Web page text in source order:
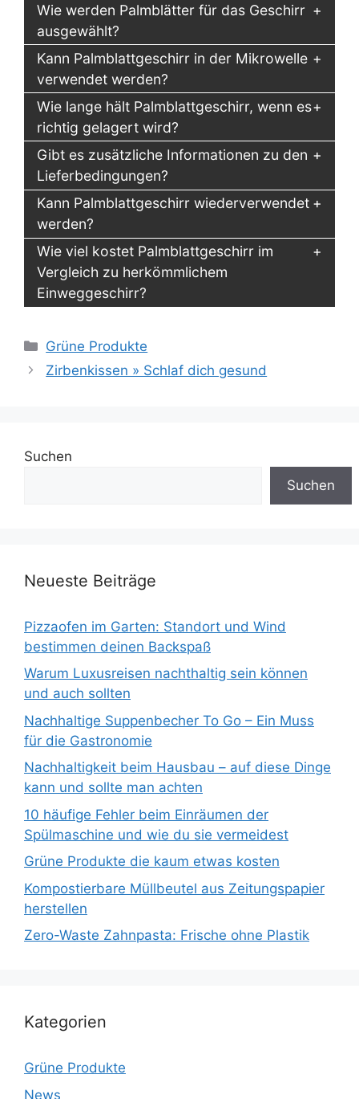
Wie werden Palmblätter für das Geschirr
ausgewählt?
Kann Palmblattgeschirr in der Mikrowelle
verwendet werden?
Wie lange hält Palmblattgeschirr, wenn es
richtig gelagert wird?
Gibt es zusätzliche Informationen zu den
Lieferbedingungen?
Kann Palmblattgeschirr wiederverwendet
werden?
Wie viel kostet Palmblattgeschirr im
Vergleich zu herkömmlichem
Einweggeschirr?
Kategorien
Grüne Produkte
Zirbenkissen » Schlaf dich gesund
Suchen
Suchen
Neueste Beiträge
Pizzaofen im Garten: Standort und Wind
bestimmen deinen Backspaß
Warum Luxusreisen nachthaltig sein können
und auch sollten
Nachhaltige Suppenbecher To Go – Ein Muss
für die Gastronomie
Nachhaltigkeit beim Hausbau – auf diese Dinge
kann und sollte man achten
10 häufige Fehler beim Einräumen der
Spülmaschine und wie du sie vermeidest
Grüne Produkte die kaum etwas kosten
Kompostierbare Müllbeutel aus Zeitungspapier
herstellen
Zero-Waste Zahnpasta: Frische ohne Plastik
Kategorien
Grüne Produkte
News